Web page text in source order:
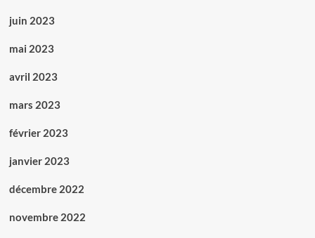
juin 2023
mai 2023
avril 2023
mars 2023
février 2023
janvier 2023
décembre 2022
novembre 2022